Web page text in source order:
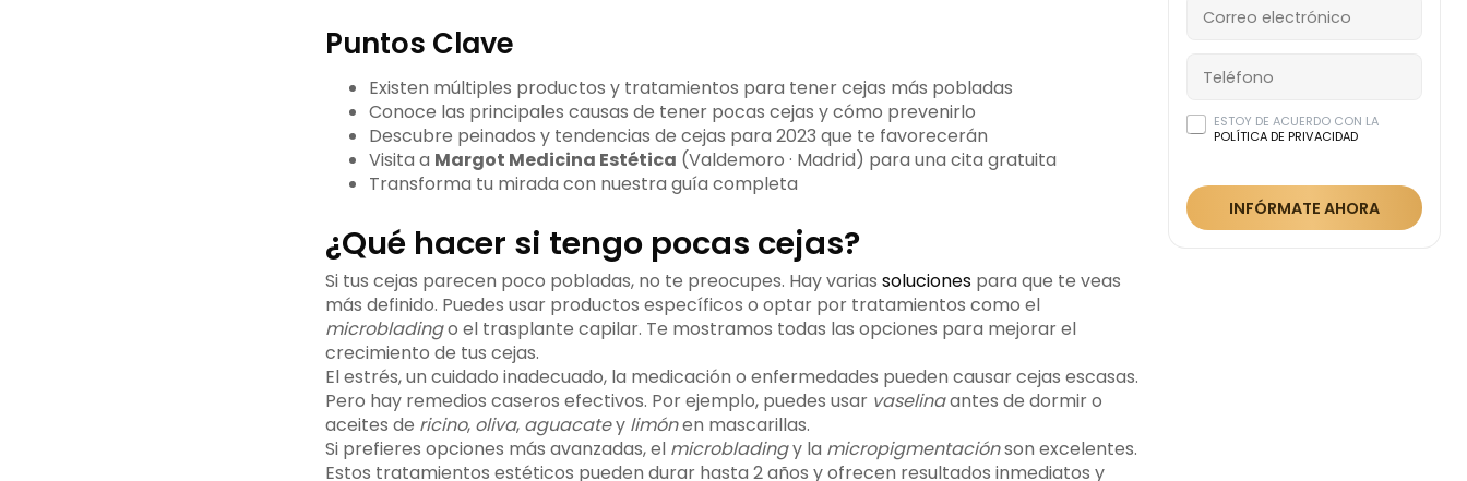
Puntos Clave
Existen múltiples productos y tratamientos para tener cejas más pobladas
Conoce las principales causas de tener pocas cejas y cómo prevenirlo
Descubre peinados y tendencias de cejas para 2023 que te favorecerán
Visita a Margot Medicina Estética (Valdemoro · Madrid) para una cita gratuita
Transforma tu mirada con nuestra guía completa
¿Qué hacer si tengo pocas cejas?
Si tus cejas parecen poco pobladas, no te preocupes. Hay varias solucionespara que te veas
más definido. Puedes usar productos específicos o optar por tratamientos como el
microbladingo el trasplante capilar. Te mostramos todas las opciones para mejorar el
crecimiento de tus cejas.
El estrés, un cuidado inadecuado, la medicación o enfermedades pueden causar cejas escasas.
Pero hay remedios caseros efectivos. Por ejemplo, puedes usar vaselinaantes de dormir o
aceites de ricino, oliva, aguacatey limónen mascarillas.
Si prefieres opciones más avanzadas, el microbladingy la micropigmentaciónson excelentes.
Estos tratamientos estéticos pueden durar hasta 2 años y ofrecen resultados inmediatos y
ESTOY DE ACUERDO CON LA
POLÍTICA DE PRIVACIDAD
INFÓRMATE AHORA